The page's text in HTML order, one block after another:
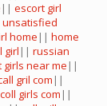
|| escort girl
unsatisfied
home || home
girl || russian
girls near me ||
gril com ||
coll girls com ||